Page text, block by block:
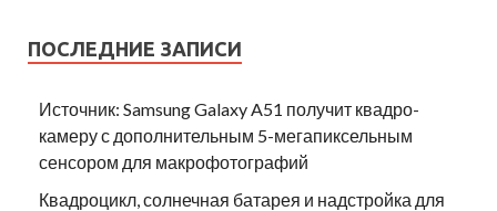
ПОСЛЕДНИЕ ЗАПИСИ
Источник: Samsung Galaxy A51 получит квадро-
камеру с дополнительным 5-мегапиксельным
сенсором для макрофотографий
Квадроцикл, солнечная батарея и надстройка для